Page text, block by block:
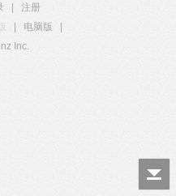
注册
电脑版
Inc.